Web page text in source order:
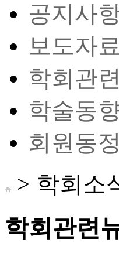
공지사
보도자료
학회관
학술동
회원동정
> 학회소
학회관련